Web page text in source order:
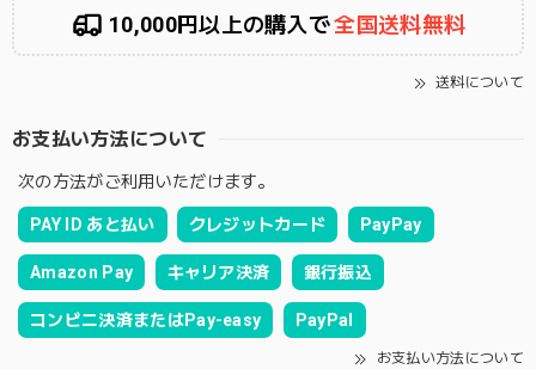
10,000円以上の購入で全国送料無料
送料について
お支払い方法について
次の方法がご利用いただけます。
PAY ID あと払い クレジットカード PayPay
Amazon Pay キャリア決済 銀行振込
コンビニ決済またはPay-easy PayPal
お支払い方法について